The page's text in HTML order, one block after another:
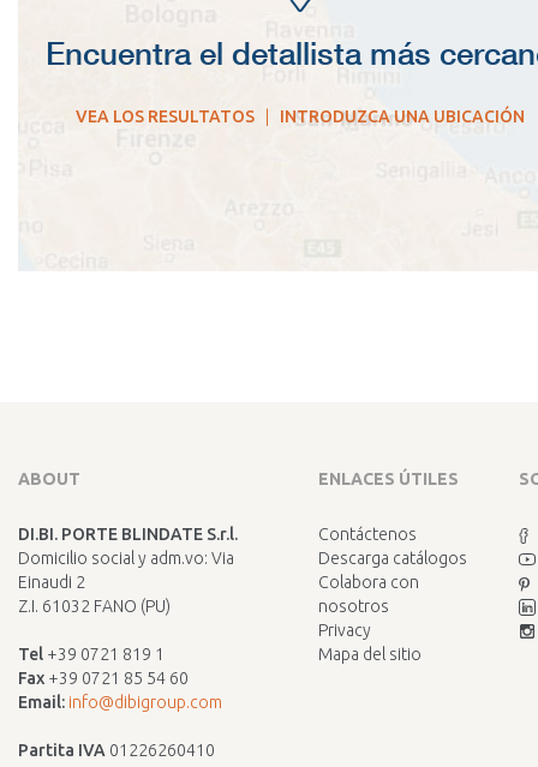
Encuentra el detallista más
VEA LOS RESULTATOS INTRODUZCA UNA UBICACIÓN
ABOUT
DI.BI. PORTE BLINDATE S.r.l.
Domicilio social y adm.vo: Via
Einaudi 2
Z.I. 61032 FANO (PU)
Tel +39 0721 819 1
Fax +39 0721 85 54 60
Email: info@dibigroup.com
Partita IVA 01226260410
ENLACES ÚTILES
Contáctenos
Descarga catálogos
Colabora con
nosotros
Privacy
Mapa del sitio